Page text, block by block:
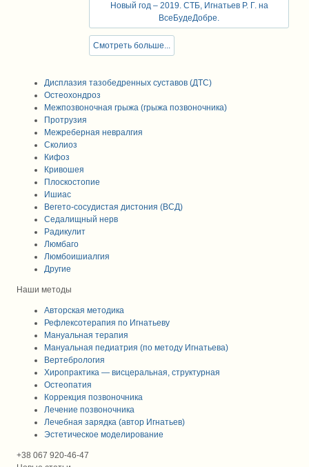
Новый год – 2019. СТБ, Игнатьев Р. Г. на
ВсеБудеДобре.
Смотреть больше...
Дисплазия тазобедренных суставов (ДТС)
Остеохондроз
Межпозвоночная грыжа (грыжа позвоночника)
Протрузия
Межреберная невралгия
Сколиоз
Кифоз
Кривошея
Плоскостопие
Ишиас
Вегето-сосудистая дистония (ВСД)
Седалищный нерв
Радикулит
Люмбаго
Люмбоишиалгия
Другие
Наши методы
Авторская методика
Рефлексотерапия по Игнатьеву
Мануальная терапия
Мануальная педиатрия (по методу Игнатьева)
Вертебрология
Хиропрактика — висцеральная, структурная
Остеопатия
Коррекция позвоночника
Лечение позвоночника
Лечебная зарядка (автор Игнатьев)
Эстетическое моделирование
+38 067 920-46-47